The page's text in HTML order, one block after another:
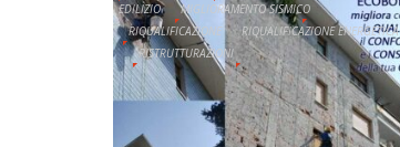
EDILIZIO
MIGLIORAMENTO SISMICO
RIQUALIFICAZIONE
RIQUALIFICAZIONE ENERGETICA
RISTRUTTURAZIONI